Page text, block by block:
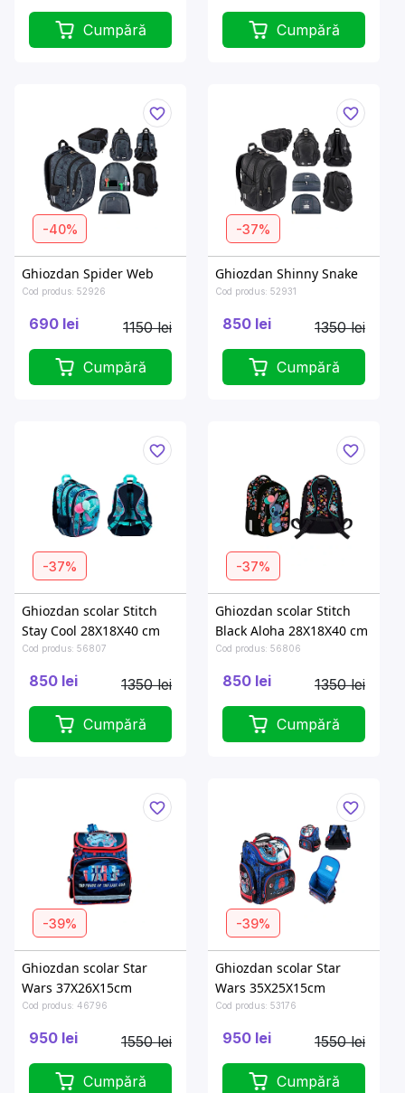
Cumpără Cumpără
-40%
Ghiozdan Spider Web
Cod produs: 52926
690 lei 1150 lei
Cumpără
-37%
Ghiozdan Shinny Snake
Cod produs: 52931
850 lei 1350 lei
Cumpără
-37%
Ghiozdan scolar Stitch
Stay Cool 28X18X40 cm
Cod produs: 56807
850 lei 1350 lei
Cumpără
-37%
Ghiozdan scolar Stitch
Black Aloha 28X18X40 cm
Cod produs: 56806
850 lei 1350 lei
Cumpără
-39%
Ghiozdan scolar Star
Wars 37X26X15cm
Cod produs: 46796
950 lei 1550 lei
Cumpără
-39%
Ghiozdan scolar Star
Wars 35X25X15cm
Cod produs: 53176
950 lei 1550 lei
Cumpără